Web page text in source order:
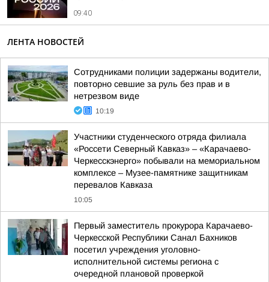
09:40
ЛЕНТА НОВОСТЕЙ
Сотрудниками полиции задержаны водители,
повторно севшие за руль без прав и в
нетрезвом виде
10:19
Участники студенческого отряда филиала
«Россети Северный Кавказ» – «Карачаево-
Черкесскэнерго» побывали на мемориальном
комплексе – Музее-памятнике защитникам
перевалов Кавказа
10:05
Первый заместитель прокурора Карачаево-
Черкесской Республики Санал Бахников
посетил учреждения уголовно-
исполнительной системы региона с
очередной плановой проверкой